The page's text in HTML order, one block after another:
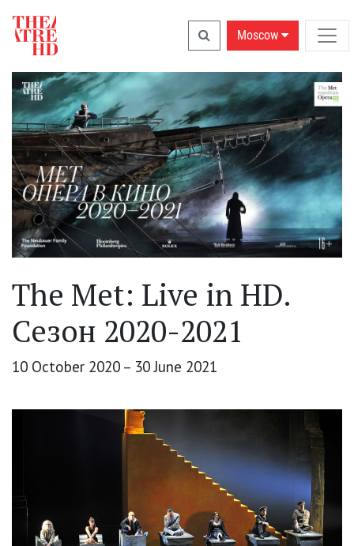
Moscow
The Met: Live in HD.
Сезон 2020-2021
10 October 2020 – 30 June 2021